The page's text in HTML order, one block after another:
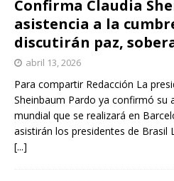
Confirma Claudia
asistencia a la
discutirán paz,
abril 13, 2026
Para compartir Redacción La
Sheinbaum Pardo ya confirmó su
mundial que se realizará en
asistirán los presidentes de Brasil
[...]